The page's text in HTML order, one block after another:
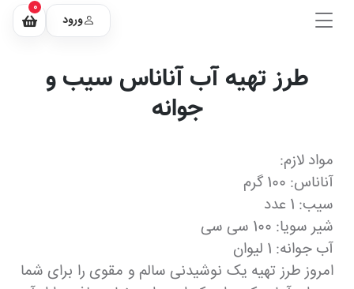
ورود
0
طرز تهیه آب آناناس سیب و
جوانه
مواد لازم:
آناناس: 100 گرم
سیب: 1 عدد
شیر سویا: 100 سی سی
آب جوانه: 1 لیوان
امروز طرز تهیه یک نوشیدنی سالم و مقوی را برای شما